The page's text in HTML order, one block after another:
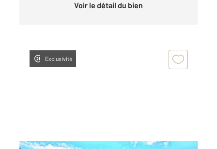
Voir le détail du bien
Exclusivité